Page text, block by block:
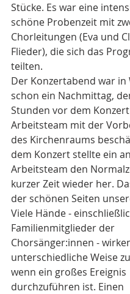
Stücke. Es war eine
schöne Probenzeit mit
Chorleitungen (Eva und
Flieder), die sich das
teilten.
Der Konzertabend war in
schon ein Nachmittag,
Stunden vor dem
Arbeitsteam mit der
des Kirchenraums
dem Konzert stellte ein
Arbeitsteam den
kurzer Zeit wieder her.
der schönen Seiten
Viele Hände -
Familienmitglieder der
Chorsänger:innen -
unterschiedliche Weise
wenn ein großes Ereignis
durchzuführen ist. Einen